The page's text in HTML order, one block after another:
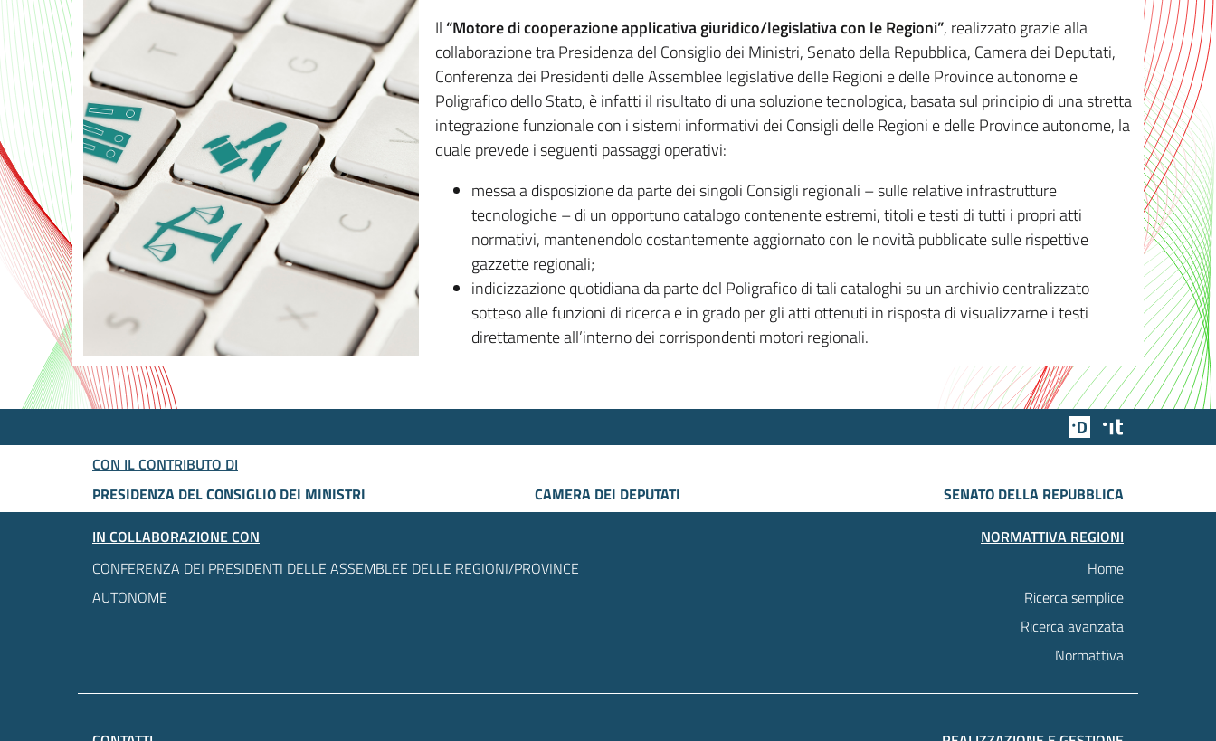
Il “Motore di cooperazione applicativa giuridico/legislativa con le Regioni”, realizzato grazie alla
collaborazione tra Presidenza del Consiglio dei Ministri, Senato della Repubblica, Camera dei Deputati,
Conferenza dei Presidenti delle Assemblee legislative delle Regioni e delle Province autonome e
Poligrafico dello Stato, è infatti il risultato di una soluzione tecnologica, basata sul principio di una stretta
integrazione funzionale con i sistemi informativi dei Consigli delle Regioni e delle Province autonome, la
quale prevede i seguenti passaggi operativi:
messa a disposizione da parte dei singoli Consigli regionali – sulle relative infrastrutture
tecnologiche – di un opportuno catalogo contenente estremi, titoli e testi di tutti i propri atti
normativi, mantenendolo costantemente aggiornato con le novità pubblicate sulle rispettive
gazzette regionali;
indicizzazione quotidiana da parte del Poligrafico di tali cataloghi su un archivio centralizzato
sotteso alle funzioni di ricerca e in grado per gli atti ottenuti in risposta di visualizzarne i testi
direttamente all’interno dei corrispondenti motori regionali.
Team Digitale
CON IL CONTRIBUTO DI
PRESIDENZA DEL CONSIGLIO DEI MINISTRI
CAMERA DEI DEPUTATI
SENATO DELLA REPUBBLICA
IN COLLABORAZIONE CON
CONFERENZA DEI PRESIDENTI DELLE ASSEMBLEE DELLE REGIONI/PROVINCE
AUTONOME
NORMATTIVA REGIONI
Home
Ricerca semplice
Ricerca avanzata
Normattiva